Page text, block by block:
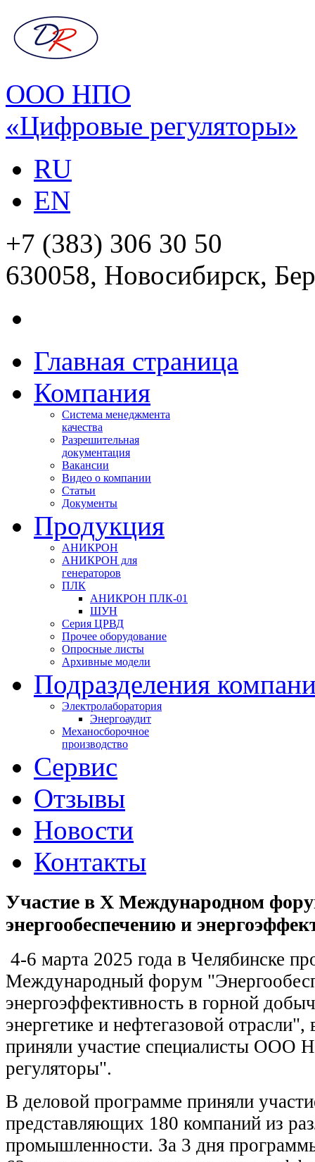
ООО НПО
«Цифровые регуляторы»
RU
EN
+7 (383) 306 30 50
630058, Новосибирск,
Главная страница
Компания
Система менеджмента
качества
Разрешительная
документация
Вакансии
Видео о компании
Статьи
Документы
Продукция
АНИКРОН
АНИКРОН для
генераторов
ПЛК
АНИКРОН ПЛК-01
ШУН
Серия ЦРВД
Прочее оборудование
Опросные листы
Архивные модели
Подразделения
Электролаборатория
Энергоаудит
Механосборочное
производство
Сервис
Отзывы
Новости
Контакты
Участие в Х Международном
энергообеспечению и
4-6 марта 2025 года в Челябинске
Международный форум
энергоэффективность в горной
энергетике и нефтегазовой
приняли участие специалисты
регуляторы".
В деловой программе приняли
представляющих 180 компаний из
промышленности. За 3 дня